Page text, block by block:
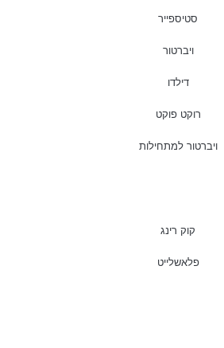
סטיספייר
ויברטור
דילדו
רוקט פוקט
ויברטור למתחילות
קוק רינג
פלאשלייט